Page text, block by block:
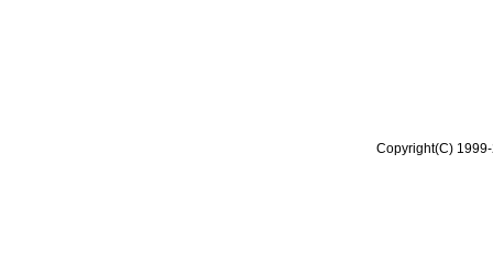
Copyright(C)